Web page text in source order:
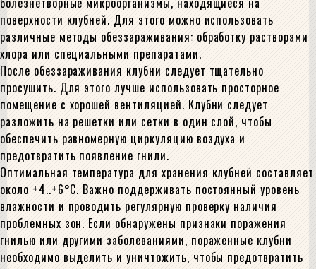
После обеззараживания клубни следует тщательно
просушить. Для этого лучше использовать просторное
помещение с хорошей вентиляцией. Клубни следует
разложить на решетки или сетки в один слой, чтобы
обеспечить равномерную циркуляцию воздуха и
предотвратить появление гнили.
Оптимальная температура для хранения клубней составляет
около +4..+6°C. Важно поддерживать постоянный уровень
влажности и проводить регулярную проверку наличия
проблемных зон. Если обнаружены признаки поражения
гнилью или другими заболеваниями, пораженные клубни
необходимо выделить и уничтожить, чтобы предотвратить